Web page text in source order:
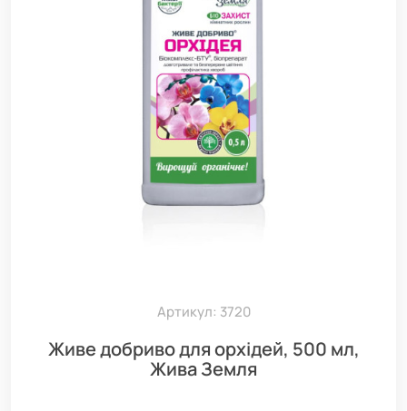
Артикул: 3720
Живе добриво для орхідей, 500 мл,
Жива Земля